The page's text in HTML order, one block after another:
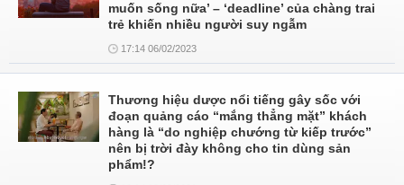
muốn sống nữa’ – ‘deadline’ của chàng trai
trẻ khiến nhiều người suy ngẫm
17:14 06/02/2023
Thương hiệu dược nổi tiếng gây sốc với
đoạn quảng cáo “mắng thẳng mặt” khách
hàng là “do nghiệp chướng từ kiếp trước”
nên bị trời đày không cho tin dùng sản
phẩm!?